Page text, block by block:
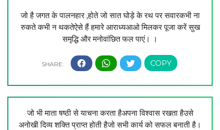
जो है जगत के पालनहार ,होते जो सात घोड़े के रथ पर सवारकभी ना
रुकते कभी न थकतेऐसे हैं हमारे आराध्यआओ मिलकर पूजा करें सुख
समृद्धि और मनोवांछित फल पाएं। ।
जो भी माता षष्ठी से याचना करता हैअपना विश्वास रखता हैउसे
अनोखी दिव्य शक्ति प्राप्त होती हैजो सभी कार्य को सफल बनाती है।